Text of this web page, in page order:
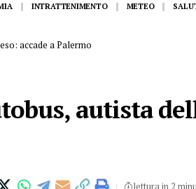
INTRATTENIMENTO METEO
accade a Palermo
autista
lettura in 2